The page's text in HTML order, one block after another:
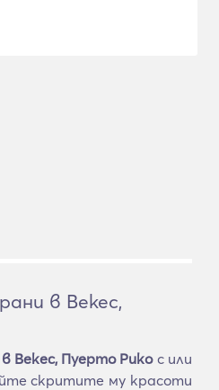
в Векес,
Векес, Пуерто Рикос или
скритите му красоти